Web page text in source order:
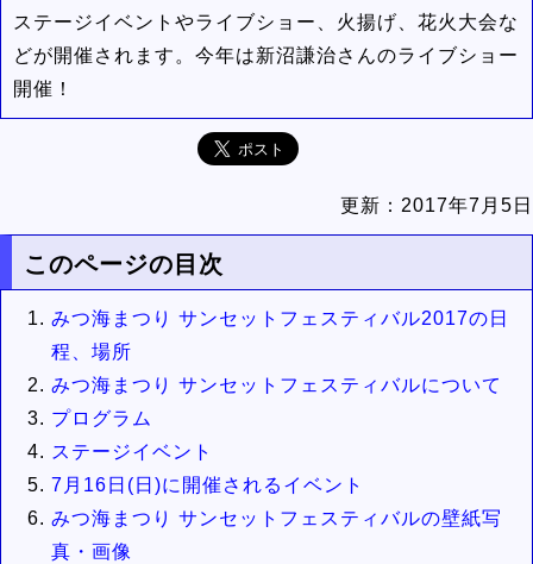
ステージイベントやライブショー、火揚げ、花火大会な
どが開催されます。今年は新沼謙治さんのライブショー
開催！
更新： 2017年7月5日
このページの目次
みつ海まつり サンセットフェスティバル2017の日
程、場所
みつ海まつり サンセットフェスティバルについて
プログラム
ステージイベント
7月16日(日)に開催されるイベント
みつ海まつり サンセットフェスティバルの壁紙写
真・画像